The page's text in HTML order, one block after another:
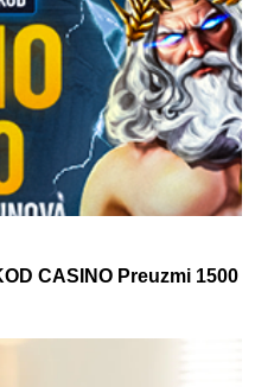
CASINO Preuzmi 1500